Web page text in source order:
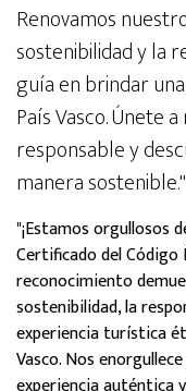
Renovamos
sostenibilidad y la
guía en brindar
País Vasco. Únete
responsable y
manera sostenible."
"¡Estamos orgullosos
Certificado del Código
reconocimiento
sostenibilidad, la
experiencia turística
Vasco. Nos